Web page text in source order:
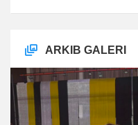
ARKIB GALERI